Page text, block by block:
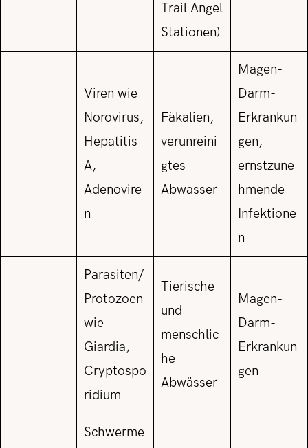
Trail Angel
Stationen)
Viren wie
Norovirus,
Hepatitis-
A,
Adenovire
n
Fäkalien,
verunreini
gtes
Abwasser
Magen-
Darm-
Erkrankun
gen,
ernstzune
hmende
Infektione
n
Parasiten/
Protozoen
wie
Giardia,
Cryptospo
ridium
Tierische
und
menschlic
he
Abwässer
Magen-
Darm-
Erkrankun
gen
Schwerme